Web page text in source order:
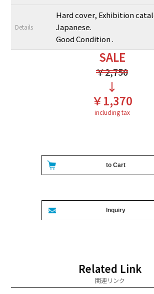
Details
Hard cover, Exhibition
Japanese.
Good Condition .
SALE
￥2,750
↓
￥1,370
including tax
Related Link
関連リンク